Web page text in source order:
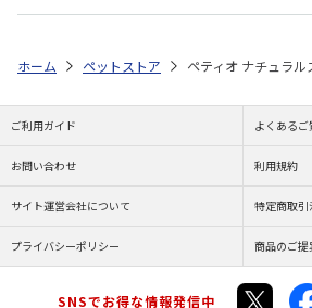
ホーム ペットストア ペティオ ナチュラ
ご利用ガイド よくあるご
お問い合わせ 利用規約
サイト運営会社について 特定商取引
プライバシーポリシー 商品のご提
SNSでお得な情報発信中